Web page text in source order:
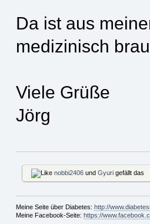
Da ist aus
medizinisch
Viele Grüße
Jörg
nobbi2406und Gyurigefällt das
Meine Seite über Diabetes: http://
Meine Facebook-Seite: https://